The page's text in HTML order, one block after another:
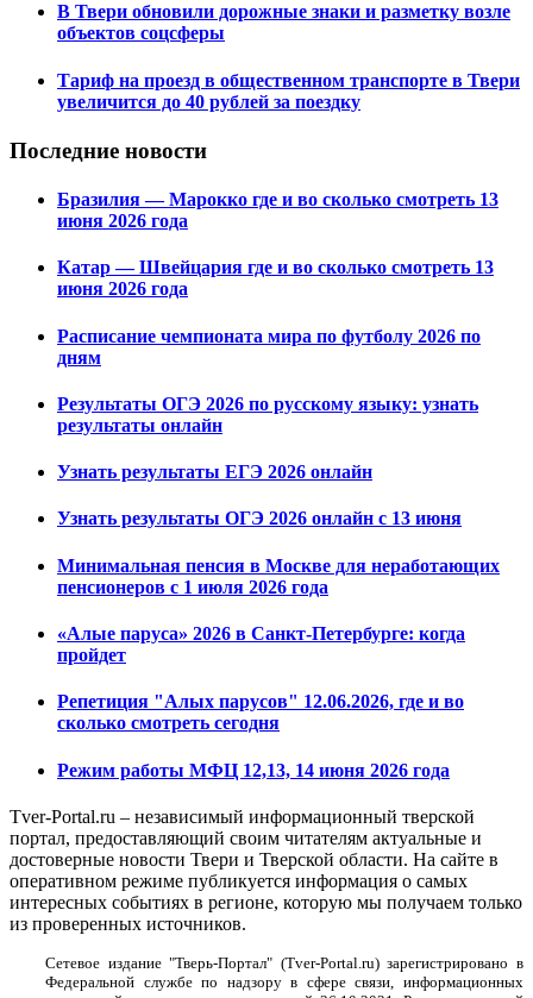
В Твери обновили дорожные знаки и разметку возле
объектов соцсферы
Тариф на проезд в общественном транспорте в Твери
увеличится до 40 рублей за поездку
Последние новости
Бразилия — Марокко где и во сколько смотреть 13
июня 2026 года
Катар — Швейцария где и во сколько смотреть 13
июня 2026 года
Расписание чемпионата мира по футболу 2026 по
дням
Результаты ОГЭ 2026 по русскому языку: узнать
результаты онлайн
Узнать результаты ЕГЭ 2026 онлайн
Узнать результаты ОГЭ 2026 онлайн с 13 июня
Минимальная пенсия в Москве для неработающих
пенсионеров с 1 июля 2026 года
«Алые паруса» 2026 в Санкт-Петербурге: когда
пройдет
Репетиция "Алых парусов" 12.06.2026, где и во
сколько смотреть сегодня
Режим работы МФЦ 12,13, 14 июня 2026 года
Tver-Portal.ru – независимый информационный тверской
портал, предоставляющий своим читателям актуальные и
достоверные новости Твери и Тверской области. На сайте в
оперативном режиме публикуется информация о самых
интересных событиях в регионе, которую мы получаем только
из проверенных источников.
Сетевое издание "Тверь-Портал" (Tver-Portal.ru) зарегистрировано в
Федеральной службе по надзору в сфере связи, информационных